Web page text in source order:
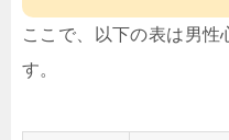
ここで、以下の表は男
す。